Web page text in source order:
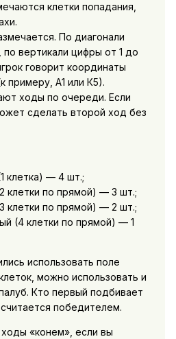
клетки попадания,
По диагонали
по вертикали цифры от 1 до
говорит координаты
примеру, А1 или К5).
ходы по очереди. Если
сделать второй ход без
клетка) — 4 шт.;
клетки по прямой) — 3 шт.;
клетки по прямой) — 2 шт.;
(4 клетки по прямой) — 1
использовать поле
можно использовать и
Кто первый подбивает
победителем.
«конем», если вы